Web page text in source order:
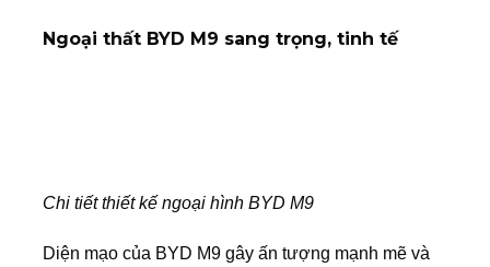
Ngoại thất BYD M9 sang trọng, tinh tế
Chi tiết thiết kế ngoại hình BYD M9
Diện mạo của BYD M9 gây ấn tượng mạnh mẽ và